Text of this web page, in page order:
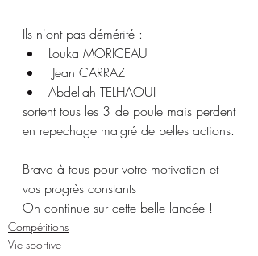
Ils n'ont pas démérité :
Louka MORICEAU
Jean CARRAZ
Abdellah TELHAOUI
sortent tous les 3 de poule mais perdent
en repechage malgré de belles actions.
Bravo à tous pour votre motivation et
vos progrès constants
On continue sur cette belle lancée !
Compétitions
Vie sportive